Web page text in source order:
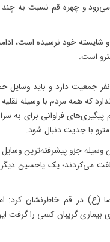
و چهره قم نسبت به چند
شایسته خود نرسیده است،
است.
جمعیت دارد و باید وسایل
که همه مردم با وسیله
فراوانی برای به
با جدیت دنبال شود.
وسیله جزو پیشرفته‌ترین
می‌کردند؛ یک یاحسین دیگر
(ع) در قم خاطرنشان کرد:
بیماری گریبان کسی را گرفت